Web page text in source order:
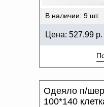
В наличии: 9 шт.
Цена: 527,99 р.
Одеяло п/
100*140